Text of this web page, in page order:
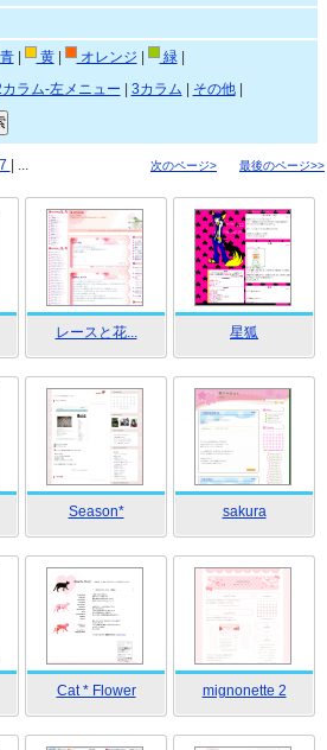
| 黄| オレンジ 緑|
ラム-左メニュー 3カラム その他|
7 | ... 次のページ> 最後のページ>>
レースと花... 星狐
Season* sakura
Cat * Flower mignonette 2